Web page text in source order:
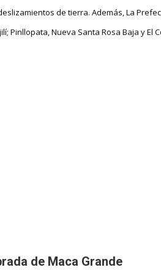
de tierra. Además, La
Pinllopata, Nueva Santa Rosa Baja y
de Maca Grande